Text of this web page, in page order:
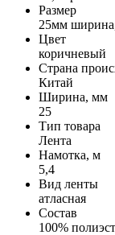
Размер
25мм
Цвет
коричневый
Страна
Китай
Ширина, мм
25
Тип товара
Лента
Намотка, м
5,4
Вид ленты
атласная
Состав
100%